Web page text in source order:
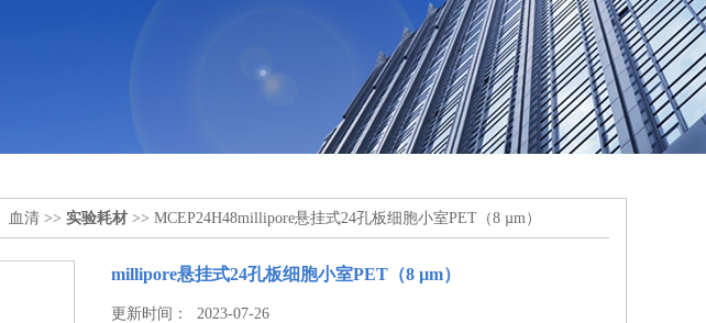
血清 >> 实验耗材 >> MCEP24H48millipore悬挂式24孔板细胞小室PET（8 µm）
millipore悬挂式24孔板细胞小室PET（8 µm）
更新时间： 2023-07-26